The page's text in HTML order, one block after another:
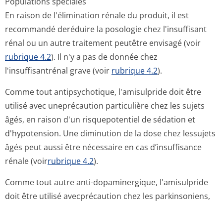
En raison de l'élimination rénale du produit, il est
recommandé deréduire la posologie chez l'insuffisant
rénal ou un autre traitement peutêtre envisagé (voir
rubrique 4.2). Il n'y a pas de donnée chez
l'insuffisantrénal grave (voir rubrique 4.2).
Comme tout antipsychotique, l'amisulpride doit être
utilisé avec uneprécaution particulière chez les sujets
âgés, en raison d'un risquepotentiel de sédation et
d'hypotension. Une diminution de la dose chez lessujets
âgés peut aussi être nécessaire en cas d’insuffisance
rénale (voirrubrique 4.2).
Comme tout autre anti-dopaminergique, l'amisulpride
doit être utilisé avecprécaution chez les parkinsoniens,